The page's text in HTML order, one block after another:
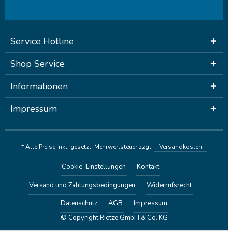
Service Hotline
Shop Service
Informationen
Impressum
* Alle Preise inkl. gesetzl. Mehrwertsteuer zzgl. Versandkosten
Cookie-Einstellungen
Kontakt
Versand und Zahlungsbedingungen
Widerrufsrecht
Datenschutz
AGB
Impressum
© Copyright Rietze GmbH & Co. KG